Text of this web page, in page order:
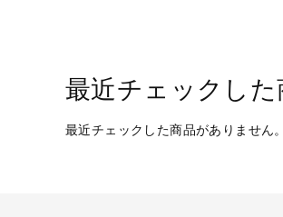
最近チェックした
最近チェックした商品がありません。